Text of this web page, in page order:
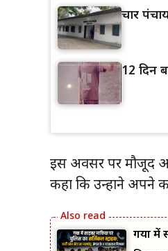
चार
12 दिन
इस अवसर पर मौजूद
कहा कि उन्होंने अपने
गया में